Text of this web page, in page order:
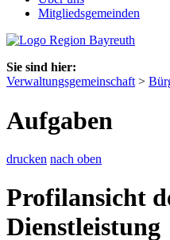
Mitgliedsgemeinden
Sie sind hier:
Verwaltungsgemeinschaft >
Aufgaben
drucken nach oben
Profilansicht
Dienstleistung